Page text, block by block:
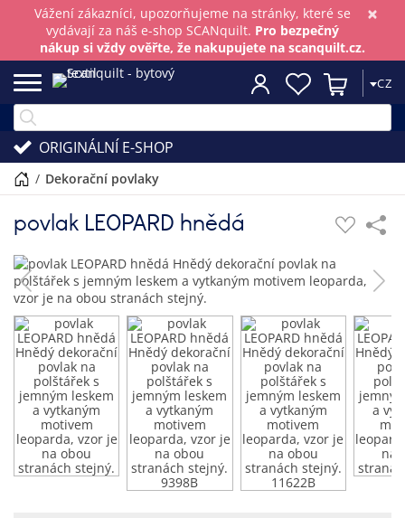
×
Vážení zákazníci, upozorňujeme na stránky, které se
vydávají za náš e-shop SCANquilt. Pro bezpečný
nákup si vždy ověřte, že nakupujete na scanquilt.cz.
CZ
ORIGINÁLNÍ E-SHOP
/ dekorační povlaky
povlak LEOPARD hnědá